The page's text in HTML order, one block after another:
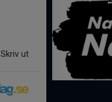
Skriv ut